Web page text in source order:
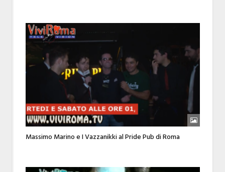
Massimo Marino e I Vazzanikki al Pride Pub di Roma